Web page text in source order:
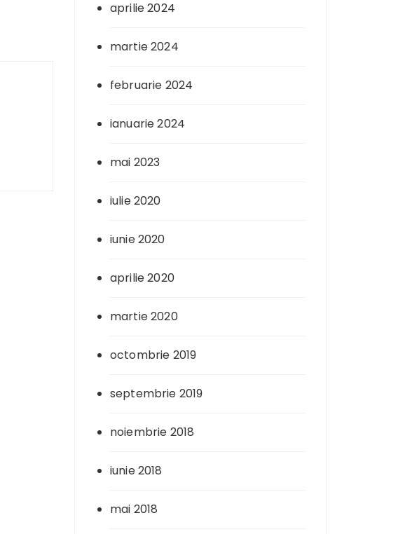
aprilie 2024
martie 2024
februarie 2024
ianuarie 2024
mai 2023
iulie 2020
iunie 2020
aprilie 2020
martie 2020
octombrie 2019
septembrie 2019
noiembrie 2018
iunie 2018
mai 2018